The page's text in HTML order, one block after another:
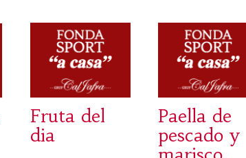
Fruta del
dia
Paella de
pescado y